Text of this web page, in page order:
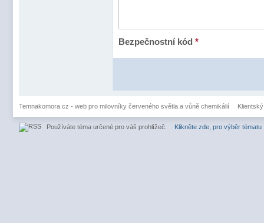
Bezpečnostní kód *
Temnakomora.cz - web pro milovníky červeného světla a vůně chemikálií
Používáte téma určené pro váš prohlížeč. Klikněte zde, pro výběr tématu